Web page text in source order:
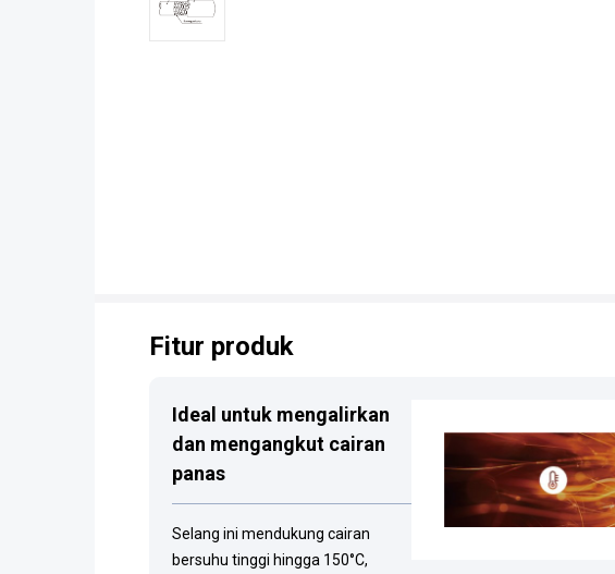
Fitur produk
Ideal untuk mengalirkan
dan mengangkut cairan
panas
Selang ini mendukung cairan
bersuhu tinggi hingga 150°C,